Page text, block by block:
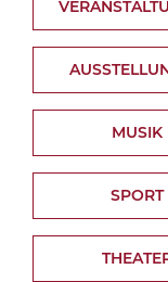
MUSIK
SPORT